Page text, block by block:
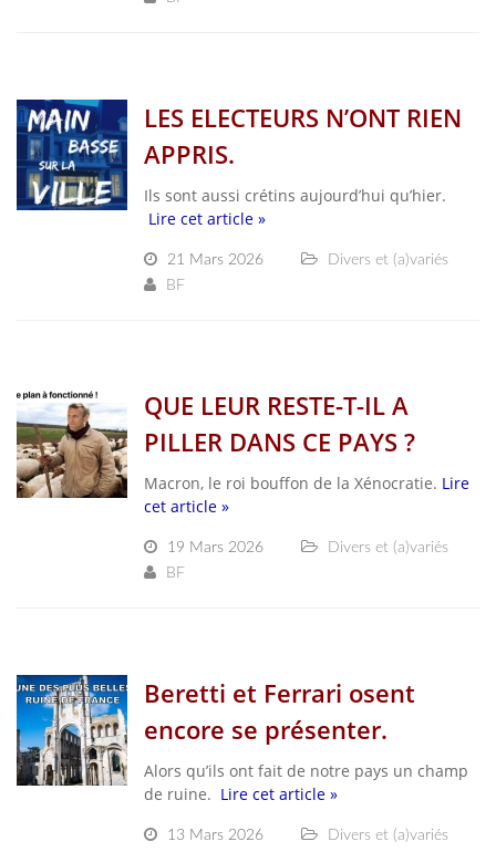
LES ELECTEURS N’ONT RIEN
APPRIS.
Ils sont aussi crétins aujourd’hui qu’hier.
Lire cet article »
21 Mars 2026
Divers et (a)variés
BF
QUE LEUR RESTE-T-IL A
PILLER DANS CE PAYS ?
Macron, le roi bouffon de la Xénocratie. Lire
cet article »
19 Mars 2026
Divers et (a)variés
BF
Beretti et Ferrari osent
encore se présenter.
Alors qu’ils ont fait de notre pays un champ
de ruine. Lire cet article »
13 Mars 2026
Divers et (a)variés